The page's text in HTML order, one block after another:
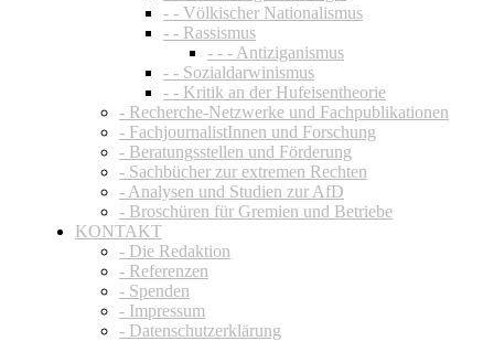
- - Völkischer Nationalismus
- - Rassismus
- - - Antiziganismus
- - Sozialdarwinismus
- - Kritik an der Hufeisentheorie
- Recherche-Netzwerke und Fachpublikationen
- FachjournalistInnen und Forschung
- Beratungsstellen und Förderung
- Sachbücher zur extremen Rechten
- Analysen und Studien zur AfD
- Broschüren für Gremien und Betriebe
KONTAKT
- Die Redaktion
- Referenzen
- Spenden
- Impressum
- Datenschutzerklärung